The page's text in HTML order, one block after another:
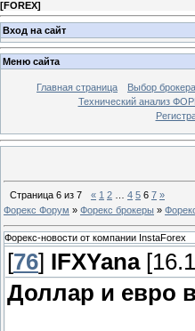
[FOREX]
Вход на сайт
Меню сайта
Главная страница Выбор брокера
Технический анализ
Страница 6 из 7 « 1 2 4 5 6 7 »
Форекс Форум » Форекс брокеры »
Форекс-новости от компании InstaForex
[76] IFXYana
Доллар и евро